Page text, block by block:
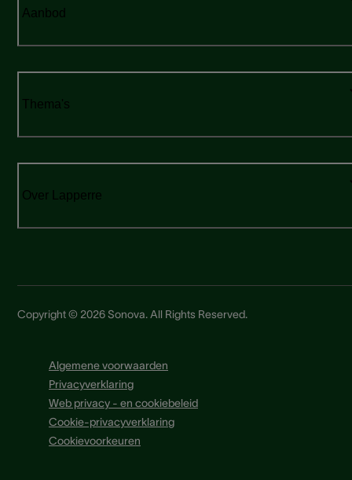
Aanbod
Thema's
Over Lapperre
Copyright © 2026 Sonova. All Rights Reserved.
Algemene voorwaarden
Privacyverklaring
Web privacy - en cookiebeleid
Cookie-privacyverklaring
Cookievoorkeuren